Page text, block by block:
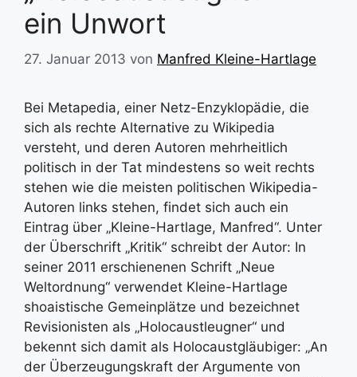
ein Unwort
27. Januar 2013 von Manfred Kleine-Hartlage
Bei Metapedia, einer Netz-Enzyklopädie, die
sich als rechte Alternative zu Wikipedia
versteht, und deren Autoren mehrheitlich
politisch in der Tat mindestens so weit rechts
stehen wie die meisten politischen Wikipedia-
Autoren links stehen, findet sich auch ein
Eintrag über „Kleine-Hartlage, Manfred“. Unter
der Überschrift „Kritik“ schreibt der Autor: In
seiner 2011 erschienenen Schrift „Neue
Weltordnung“ verwendet Kleine-Hartlage
shoaistische Gemeinplätze und bezeichnet
Revisionisten als „Holocaustleugner“ und
bekennt sich damit als Holocaustgläubiger: „An
der Überzeugungskraft der Argumente von